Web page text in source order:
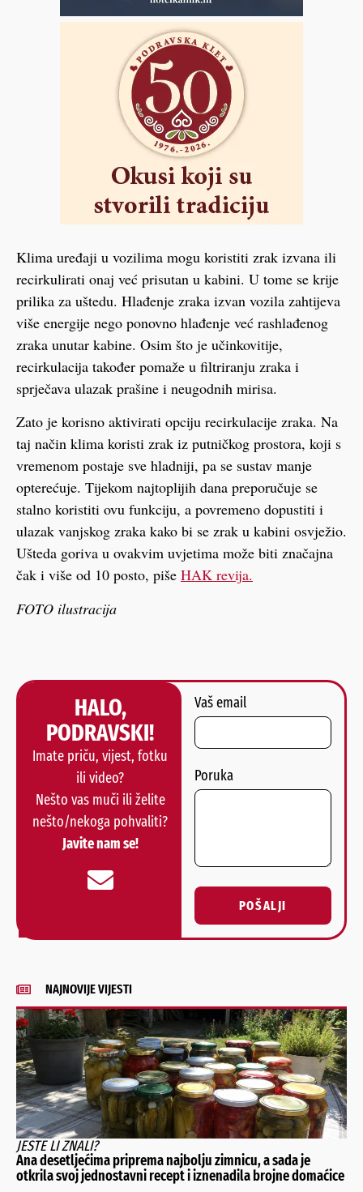
Klima uređaji u vozilima mogu koristiti zrak izvana ili
recirkulirati onaj već prisutan u kabini. U tome se krije
prilika za uštedu. Hlađenje zraka izvan vozila zahtijeva
više energije nego ponovno hlađenje već rashlađenog
zraka unutar kabine. Osim što je učinkovitije,
recirkulacija također pomaže u filtriranju zraka i
sprječava ulazak prašine i neugodnih mirisa.
Zato je korisno aktivirati opciju recirkulacije zraka. Na
taj način klima koristi zrak iz putničkog prostora, koji s
vremenom postaje sve hladniji, pa se sustav manje
opterećuje. Tijekom najtoplijih dana preporučuje se
stalno koristiti ovu funkciju, a povremeno dopustiti i
ulazak vanjskog zraka kako bi se zrak u kabini osvježio.
Ušteda goriva u ovakvim uvjetima može biti značajna
čak i više od 10 posto, piše HAK revija.
FOTO ilustracija
HALO,
PODRAVSKI!
Imate priču, vijest, fotku
ili video?
Nešto vas muči ili želite
nešto/nekoga pohvaliti?
Javite nam se!
Vaš email
Poruka
POŠALJI
Alternative:
NAJNOVIJE VIJESTI
JESTE LI ZNALI?
Ana desetljećima priprema najbolju zimnicu, a sada je
otkrila svoj jednostavni recept i iznenadila brojne domaćice